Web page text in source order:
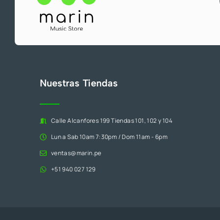
Nuestras Tiendas
Calle Alcanfores 199 Tiendas 101, 102 y 104
Lun a Sab 10am 7:30pm / Dom 11am - 6pm
ventas@marin.pe
+51 940 027 129